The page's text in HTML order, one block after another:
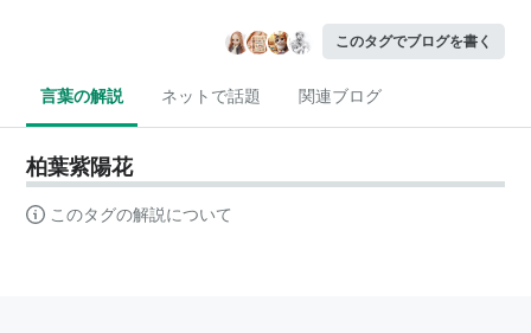
このタグでブログを書く
言葉の解説 ネットで話題 関連ブログ
柏葉紫陽花
このタグの解説について